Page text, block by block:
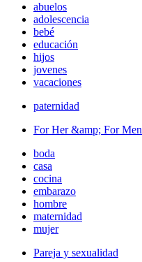
abuelos
adolescencia
bebé
educación
hijos
jovenes
vacaciones
paternidad
For Her &amp; For Men
boda
casa
cocina
embarazo
hombre
maternidad
mujer
Pareja y sexualidad